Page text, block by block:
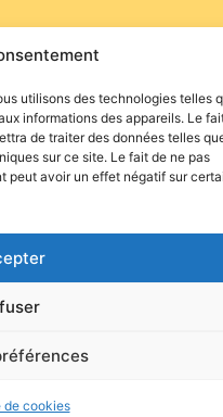
utilisons des technologies telles
informations des appareils. Le
de traiter des données telles
sur ce site. Le fait de ne pas
peut avoir un effet négatif sur
de cookies